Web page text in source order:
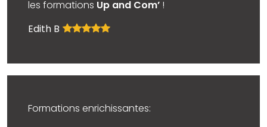
les formations Up and Com’ !
Edith B
Formations enrichissantes: